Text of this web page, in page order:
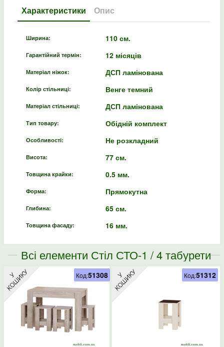
Характеристики Опис
Ширина: 110 см.
Гарантійний термін: 12 місяців
Матеріал ніжок: ДСП ламінована
Колір стільниці: Венге темний
Матеріал стільниці: ДСП ламінована
Тип товару: Обідній комплект
Особливості: Не розкладний
Висота: 77 см.
Товщина крайки: 0.5 мм.
Форма: Прямокутна
Глибина: 65 см.
Товщина фасаду: 16 мм.
Всі елементи Стіл СТО-1 / 4 табурети
Т-1 Венге темний / Дуб молочний
Код:51308 Код:51312